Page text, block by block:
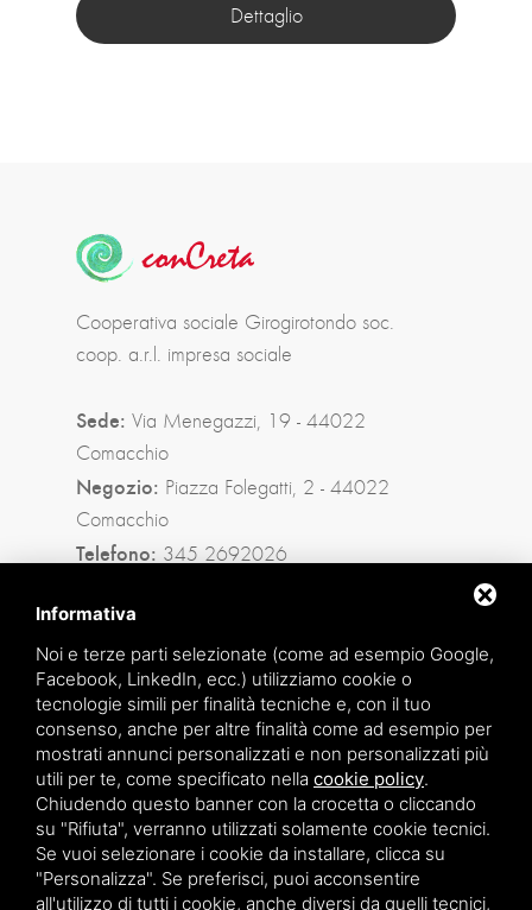
Dettaglio
Cooperativa sociale Girogirotondo soc.
coop. a.r.l. impresa sociale
Sede: Via Menegazzi, 19 - 44022
Comacchio
Negozio: Piazza Folegatti, 2 - 44022
Comacchio
Telefono: 345 2692026
Privacy policy
Facebook
Instagram
Whatsapp
Informativa
Noi e terze parti selezionate (come ad esempio Google,
Facebook, LinkedIn, ecc.) utilizziamo cookie o
tecnologie simili per finalità tecniche e, con il tuo
consenso, anche per altre finalità come ad esempio per
mostrati annunci personalizzati e non personalizzati più
utili per te, come specificato nella cookie policy.
Chiudendo questo banner con la crocetta o cliccando
su "Rifiuta", verranno utilizzati solamente cookie tecnici.
Se vuoi selezionare i cookie da installare, clicca su
"Personalizza". Se preferisci, puoi acconsentire
all'utilizzo di tutti i cookie, anche diversi da quelli tecnici,